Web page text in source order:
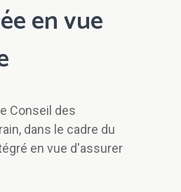
en vue
Conseil des
dans le cadre du
en vue d'assurer